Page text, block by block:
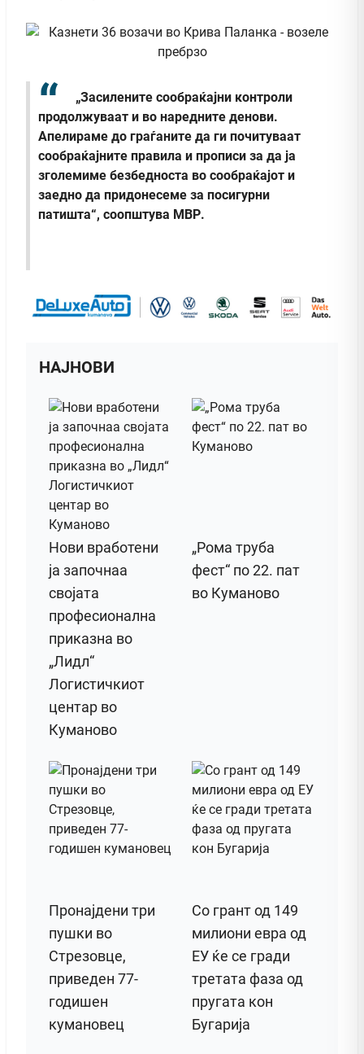
„Засилените сообраќајни контроли
продолжуваат и во наредните денови.
Апелираме до граѓаните да ги почитуваат
сообраќајните правила и прописи за да ја
зголемиме безбедноста во сообраќајот и
заедно да придонесеме за посигурни
патишта“, соопштува МВР.
НАЈНОВИ
Нови вработени
ја започнаа
својата
професионална
приказна во
„Лидл“
Логистичкиот
центар во
Куманово
„Рома труба
фест“ по 22. пат
во Куманово
Пронајдени три
пушки во
Стрезовце,
приведен 77-
годишен
кумановец
Со грант од 149
милиони евра од
ЕУ ќе се гради
третата фаза од
пругата кон
Бугарија